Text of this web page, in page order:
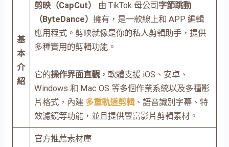
基
本
介
紹
剪映（CapCut） 由 TikTok 母公司 字節跳動
（ByteDance）擁有，是一款線上和 APP 編輯
應用程式。剪映就像是你的私人剪輯助手，提供
多種實用的剪輯功能。
它的操作界面直觀，軟體支援 iOS、安卓、
Windows 和 Mac OS 等多個作業系統以及多種影
片格式，內建 多重軌道剪輯、語音識別字幕、特
效濾鏡等功能，並且提供豐富影片剪輯素材。
官方推薦素材庫